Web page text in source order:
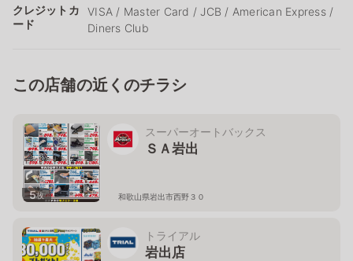
クレジットカ
ード
VISA / Master Card / JCB / American Express /
Diners Club
この店舗の近くのチラシ
5枚
スーパーオートバックス
ＳＡ岩出
和歌山県岩出市西野３０
トライアル
岩出店